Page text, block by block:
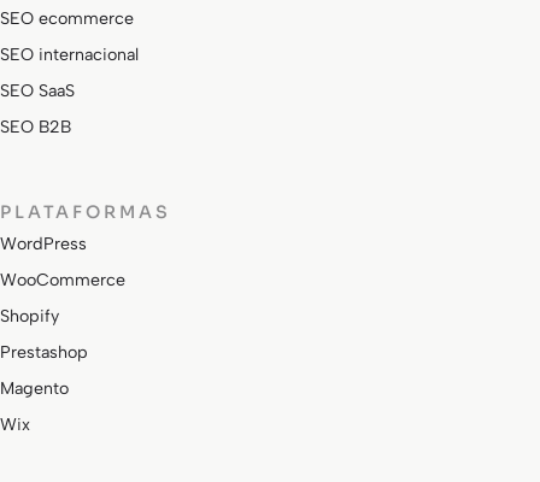
SEO ecommerce
SEO internacional
SEO SaaS
SEO B2B
PLATAFORMAS
WordPress
WooCommerce
Shopify
Prestashop
Magento
Wix